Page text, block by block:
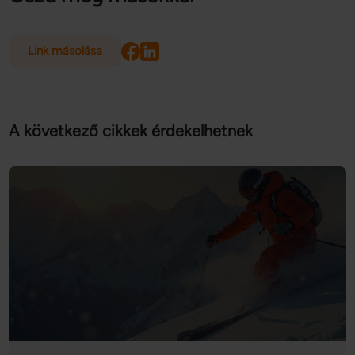
Link másolása
A következő cikkek érdekelhetnek